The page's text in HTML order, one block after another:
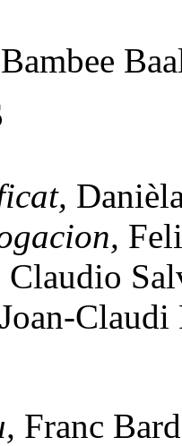
Claudio
Claudi
Franc